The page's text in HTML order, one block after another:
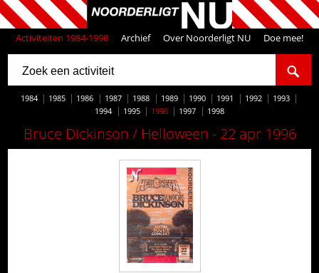
Activiteiten 1984-1998 Archief Over Noorderligt NU Doe mee!
1984 1985 1986 1987 1988 1989 1990 1991 1992
1993
1994
1995 1996 1997 1998
Bruce Dickinson / Helloween - 22 apr 1996